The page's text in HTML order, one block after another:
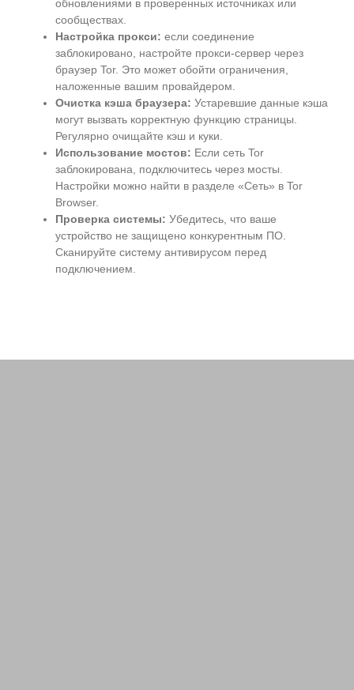
обновлениями в проверенных источниках или
сообществах.
Настройка прокси: если соединение
заблокировано, настройте прокси-сервер через
браузер Tor. Это может обойти ограничения,
наложенные вашим провайдером.
Очистка кэша браузера: Устаревшие данные кэша
могут вызвать корректную функцию страницы.
Регулярно очищайте кэш и куки.
Использование мостов: Если сеть Tor
заблокирована, подключитесь через мосты.
Настройки можно найти в разделе «Сеть» в Tor
Browser.
Проверка системы: Убедитесь, что ваше
устройство не защищено конкурентным ПО.
Сканируйте систему антивирусом перед
подключением.